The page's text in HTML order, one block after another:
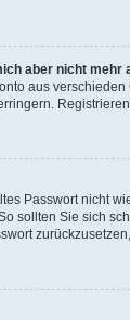
aber nicht mehr
aus
Passwort nicht
sollten Sie sich